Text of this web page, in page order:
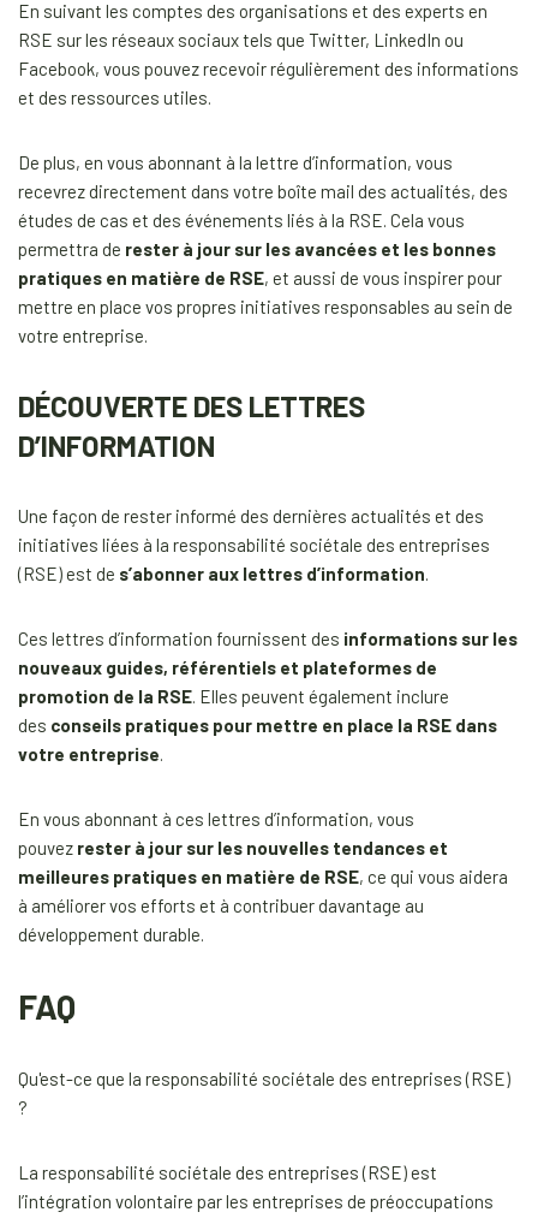
En suivant les comptes des organisations et des experts en
RSE sur les réseaux sociaux tels que Twitter, LinkedIn ou
Facebook, vous pouvez recevoir régulièrement des informations
et des ressources utiles.
De plus, en vous abonnant à la lettre d’information, vous
recevrez directement dans votre boîte mail des actualités, des
études de cas et des événements liés à la RSE. Cela vous
permettra de rester à jour sur les avancées et les bonnes
pratiques en matière de RSE, et aussi de vous inspirer pour
mettre en place vos propres initiatives responsables au sein de
votre entreprise.
DÉCOUVERTE DES LETTRES
D’INFORMATION
Une façon de rester informé des dernières actualités et des
initiatives liées à la responsabilité sociétale des entreprises
(RSE) est de s’abonner aux lettres d’information.
Ces lettres d’information fournissent des informations sur les
nouveaux guides, référentiels et plateformes de
promotion de la RSE. Elles peuvent également inclure
des conseils pratiques pour mettre en place la RSE dans
votre entreprise.
En vous abonnant à ces lettres d’information, vous
pouvez rester à jour sur les nouvelles tendances et
meilleures pratiques en matière de RSE, ce qui vous aidera
à améliorer vos efforts et à contribuer davantage au
développement durable.
FAQ
Qu'est-ce que la responsabilité sociétale des entreprises (RSE)
?
La responsabilité sociétale des entreprises (RSE) est
l’intégration volontaire par les entreprises de préoccupations